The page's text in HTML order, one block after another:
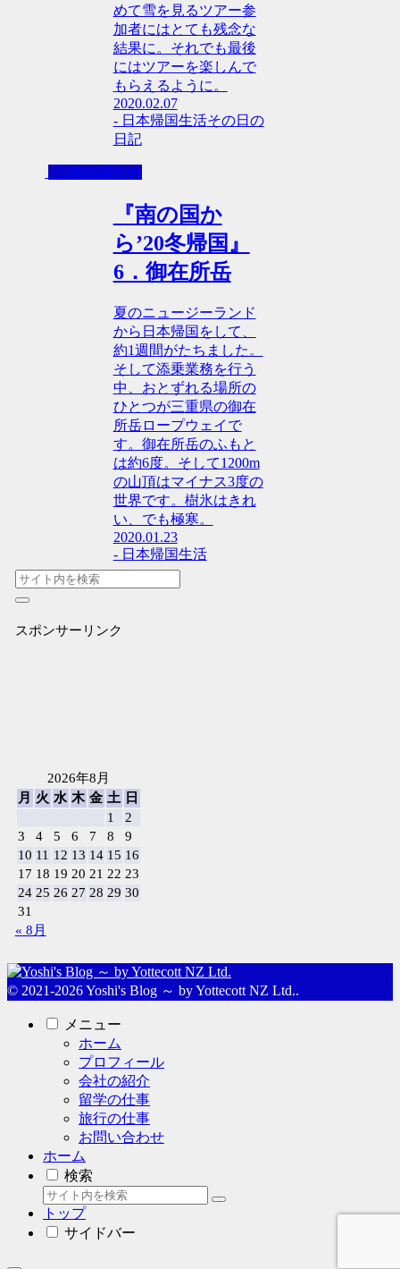
めて雪を見るツアー参
加者にはとても残念な
結果に。それでも最後
にはツアーを楽しんで
もらえるように。
2020.02.07
- 日本帰国生活その日の
日記
- 日本帰国生活
『南の国か
ら’20冬帰国』
6．御在所岳
夏のニュージーランド
から日本帰国をして、
約1週間がたちました。
そして添乗業務を行う
中、おとずれる場所の
ひとつが三重県の御在
所岳ロープウェイで
す。御在所岳のふもと
は約6度。そして1200m
の山頂はマイナス3度の
世界です。樹氷はきれ
い、でも極寒。
2020.01.23
- 日本帰国生活
スポンサーリンク
2026年8月
月
火 水 木 金 土
日
1
2
3
4 5 6 7 8
9
10 11 12 13 14 15 16
17 18 19 20 21 22 23
24 25 26 27 28 29 30
31
« 8月
© 2021-2026 Yoshi's Blog ～ by Yottecott NZ Ltd..
メニュー
ホーム
プロフィール
会社の紹介
留学の仕事
旅行の仕事
お問い合わせ
ホーム
検索
トップ
サイドバー